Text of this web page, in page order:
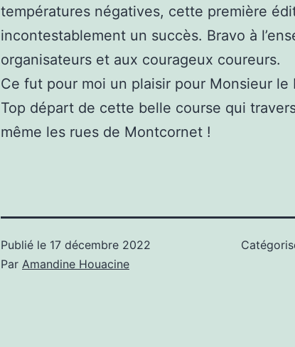
températures négatives, cette première
incontestablement un succès. Bravo à
organisateurs et aux courageux coureurs.
Ce fut pour moi un plaisir pour Monsieur le
Top départ de cette belle course qui
même les rues de Montcornet !
Publié le 17 décembre 2022
Par Amandine Houacine